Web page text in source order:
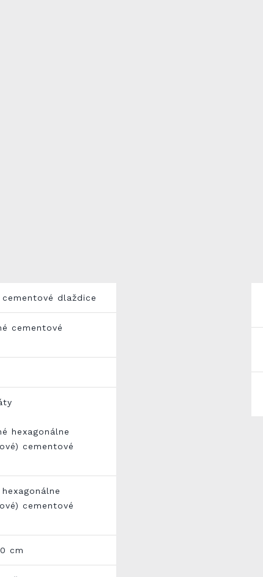
dlaždice
cementové
hexagonálne
cementové
cementové
cm